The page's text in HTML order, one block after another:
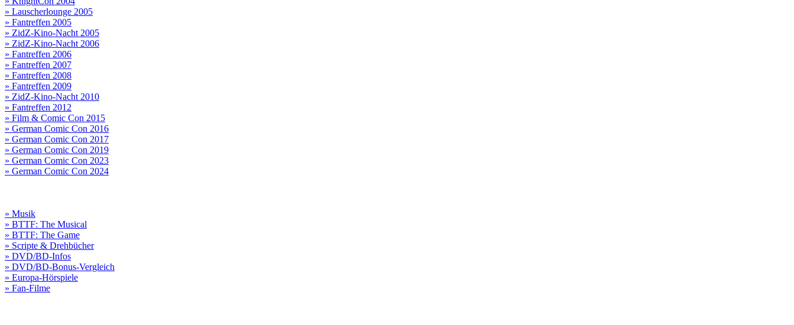
» Lauscherlounge 2005
» Fantreffen 2005
» ZidZ-Kino-Nacht 2005
» ZidZ-Kino-Nacht 2006
» Fantreffen 2006
» Fantreffen 2007
» Fantreffen 2008
» Fantreffen 2009
» ZidZ-Kino-Nacht 2010
» Fantreffen 2012
» Film & Comic Con 2015
» German Comic Con 2016
» German Comic Con 2017
» German Comic Con 2019
» German Comic Con 2023
» German Comic Con 2024
» Musik
» BTTF: The Musical
» BTTF: The Game
» Scripte & Drehbücher
» DVD/BD-Infos
» DVD/BD-Bonus-Vergleich
» Europa-Hörspiele
» Fan-Filme